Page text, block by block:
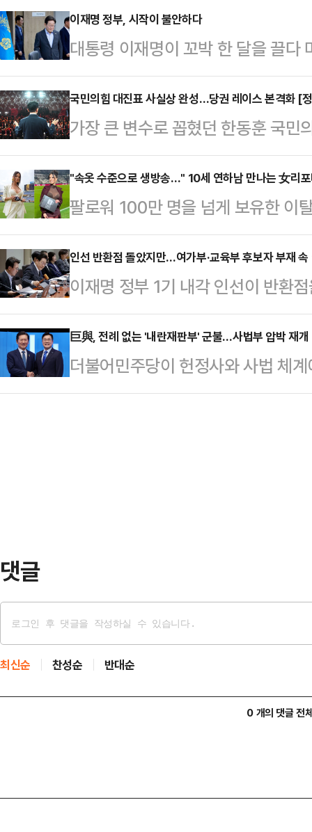
이재명 정부, 시작이 불안하다
대통령 이재명이 꼬박 한 달을 끌다
카드 폐기는 사실은 아주 쉬운 결정
가사도우미나 배달원에게 행한 사
실의 가족이자 입법 작업 동료들을
를 요구했고, 자기가 부임하기로 된
원 해결을 압박하며 폭언과 예산
다.이러면 잘라내기가 하나도 어렵
철회가 정 야박했다…
국민의힘 대진표 사실상 완성…당권 레이스 본격화 [
가장 큰 변수로 꼽혔던 한동훈 국민
전당대회 대진표의 윤곽이 한층 뚜
터 시작되지만 핵심 인사의 깜짝 출
세하다.이 가운데 한국사 강사 출신
바 '친길(친전한길)'의 김문수·장동
철수·조경태 후보, 그리고 양측의
략으로 본격적인 표심 공략에 나설
문수·장동혁 …
"속옷 수준으로 생방송…" 10세 연하남 만나는 女리
팔로워 100만 명을 넘게 보유한 이
나의 과한 노출 의상이 화제의 중
에 따르면 엘레오노라 인카르도나
스타디움에서 열린 PSG와 바이에
착용했다.공개된 사진에 따르면 인
트와 브라톱 차림(사진 왼쪽)으로
셜미디어(SNS)에 공유돼 화제를
태의 상의 차림은 과하…
인선 반환점 돌았지만…여가부·교육부 후보자 부재
이재명 정부 1기 내각 인선이 반환
직은 여전히 공석 상태다. 강선우·
회로 낙마한 뒤 주말까지 후임 지명
간이 더 걸릴 전망이다. 이 와중에
청문 경과보고서 채택 없이 임명을
巨與, 전례 없는 '내란재판부' 군불…사법부 압박 재개
더불어민주당이 헌정사와 사법 체
특판) 구성을 시사하며 사법부 압
댓글
최신순 찬성순 반대순
0 개의 댓글 전